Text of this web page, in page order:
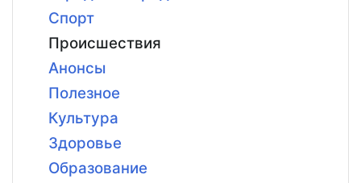
Спорт
Происшествия
Анонсы
Полезное
Культура
Здоровье
Образование